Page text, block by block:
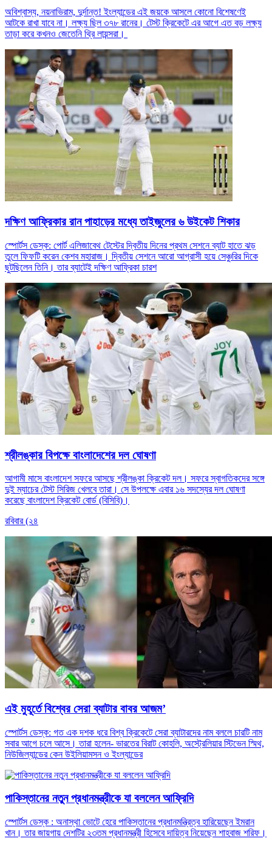
অবিশ্বাস্য, নয়নাভিরাম, দুর্দান্ত! ইংল্যান্ডের এই জয়কে আসলে কোনো বিশেষণেই
আটকে রাখা যাবে না। লক্ষ্য ছিল ৩৭৮ রানের। টেস্ট ক্রিকেটে এর আগে এত বড় লক্ষ্য
তাড়া করে কখনও জেতেনি থ্রি লায়ন্সরা।
দক্ষিণ আফ্রিকার রান পাহাড়ের মধ্যে তাইজুলের ৬ উইকেট শিকার
স্পোর্টস ডেস্ক: পোর্ট এলিজাবেথ টেস্টের দ্বিতীয় দিনের প্রথম সেশনে ব্যাট হাতে ঝড়
তুলে ফিফটি করেন কেশব মহারাজ। দ্বিতীয় সেশনে আরো আগ্রাসী হয়ে সেঞ্চুরির দিকে
ছুটছিলেন তিনি। তার ব্যাটেই দক্ষিণ আফ্রিকা চারশ
শ্রীলঙ্কার বিপক্ষে বাংলাদেশের দল ঘোষণা
আগামী মাসে বাংলাদেশ সফরে আসছে শ্রীলঙ্কা ক্রিকেট দল। সফরে স্বাগতিকদের সঙ্গে
দুই ম্যাচের টেস্ট সিরিজ খেলবে তারা। সে উপলক্ষে এবার ১৬ সদস্যের দল ঘোষণা
করেছে বাংলাদেশ ক্রিকেট বোর্ড (বিসিবি)।
রবিবার (২৪
এই মুহূর্তে বিশ্বের সেরা ব্যাটার বাবর আজম’
স্পোর্টস ডেস্ক: গত এক দশক ধরে বিশ্ব ক্রিকেটে সেরা ব্যাটারদের নাম বললে চারটি নাম
সবার আগে চলে আসে। তারা হলেন- ভারতের বিরাট কোহলি, অস্ট্রেলিয়ার স্টিভেন স্মিথ,
নিউজিল্যান্ডের কেন উইলিয়ামসন ও ইংল্যান্ডের
পাকিস্তানের নতুন প্রধানমন্ত্রীকে যা বললেন আফ্রিদি
স্পোর্টস ডেস্ক : অনাস্থা ভোটে হেরে পাকিস্তানের প্রধানমন্ত্রিত্ব হারিয়েছেন ইমরান
খান। তার জায়গায় দেশটির ২৩তম প্রধানমন্ত্রী হিসেবে দায়িত্ব নিয়েছেন শাহবাজ শরিফ।